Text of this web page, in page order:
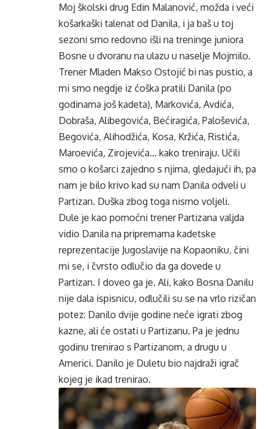
Moj školski drug Edin Malanović, možda i veći
košarkaški talenat od Danila, i ja baš u toj
sezoni smo redovno išli na treninge juniora
Bosne u dvoranu na ulazu u naselje Mojmilo.
Trener Mladen Makso Ostojić bi nas pustio, a
mi smo negdje iz ćoška pratili Danila (po
godinama još kadeta), Markovića, Avdića,
Dobraša, Alibegovića, Bećiragića, Paloševića,
Begovića, Alihodžića, Kosa, Kržića, Ristića,
Maroevića, Zirojevića… kako treniraju. Učili
smo o košarci zajedno s njima, gledajući ih, pa
nam je bilo krivo kad su nam Danila odveli u
Partizan. Duška zbog toga nismo voljeli.
Dule je kao pomoćni trener Partizana valjda
vidio Danila na pripremama kadetske
reprezentacije Jugoslavije na Kopaoniku, čini
mi se, i čvrsto odlučio da ga dovede u
Partizan. I doveo ga je. Ali, kako Bosna Danilu
nije dala ispisnicu, odlučili su se na vrlo rizičan
potez: Danilo dvije godine neće igrati zbog
kazne, ali će ostati u Partizanu. Pa je jednu
godinu trenirao s Partizanom, a drugu u
Americi. Danilo je Duletu bio najdraži igrač
kojeg je ikad trenirao.